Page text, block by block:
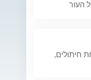
העור
חיתולים,